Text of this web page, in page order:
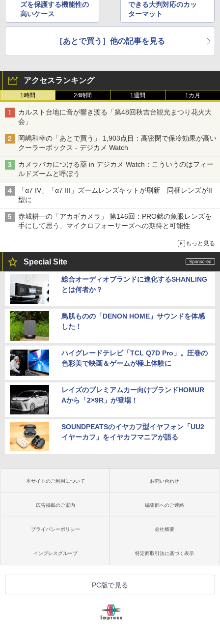
ズを保護する機能性の
高いケース
できる大判対応のカッ
ターマット
［あとで買う］他の記事を見る
アクセスランキング
1時間 24時間 1週間 1カ月
カルスト台地に音が響き渡る「第48回秋吉台観光まつり花火大
会」
岡嶋和幸の「あとで買う」 1,903点目：高密閉で保冷効果が高い
クーラーボックス - デジカメ Watch
カメラバカにつける薬 in デジカメ Watch：こういうのはフィー
ルドズームと呼ぼう
「α7 IV」「α7 III」ズームレンズキットが刷新 同梱レンズがII
型に
赤城耕一の「アカギカメラ」 第146回：PRO銘の魚眼レンズを
手にして思う、マイクロフォーサーズへの期待と可能性
もっと見る
Special Site
総合オーディオブランドに進化するSHANLING
とは何者か？
鳥肌ものの「DENON HOME」サウンドを体感
した！
ハイグレードテレビ「TCL Q7D Pro」。圧巻の
色彩美で映画＆ゲームが極上体験に
レイズのプレミアムカー向けブランドHOMUR
Aから「2×9R」が登場！
SOUNDPEATSのイヤカフ型イヤフォン「UU2
イヤーカフ」をイヤカフマニアが語る
本サイトのご利用について お問い合わせ
広告掲載のご案内 編集部へのご連絡
プライバシーポリシー 会社概要
インプレスグループ 特定商取引法に基づく表示
PC版で見る